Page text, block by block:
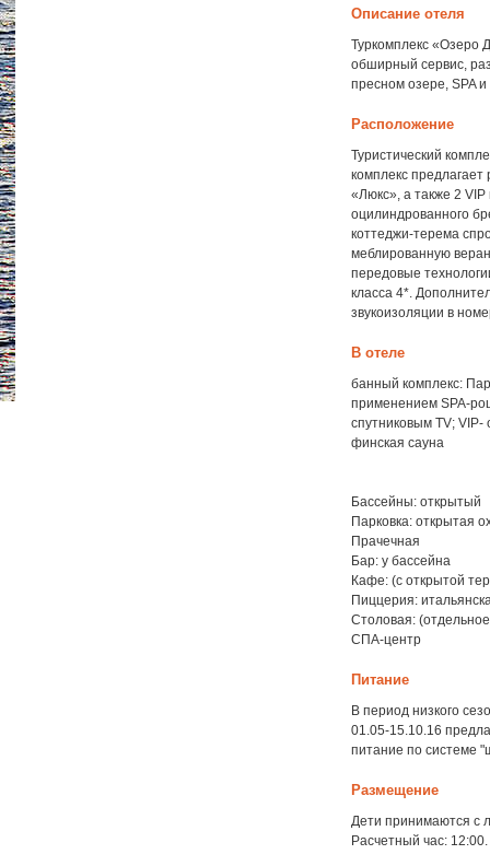
Описание отеля
Туркомплекс «Озеро
обширный сервис,
пресном озере, SPA
Расположение
Туристический
комплекс
«Люкс», а также 2
оцилиндрованного
коттеджи-терема
меблированную
передовые
класса 4*.
звукоизоляции в
В отеле
банный комплекс:
применением SPA-
спутниковым TV;
финская сауна
Бассейны: открытый
Парковка: открытая
Прачечная
Бар: у бассейна
Кафе: (с открытой
Пиццерия:
Столовая:
СПА-центр
Питание
В период низкого
01.05-15.10.16
питание по системе
Размещение
Дети принимаются с
Расчетный час: 12:00.